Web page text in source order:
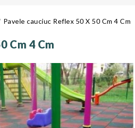
Pavele cauciuc Reflex 50 X 50 Cm 4 Cm
Cm 4 Cm